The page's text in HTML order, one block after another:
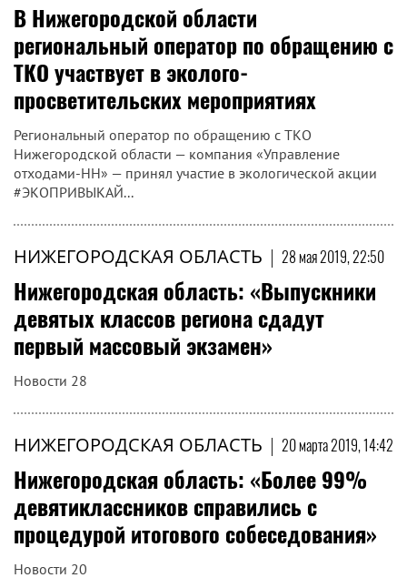
В Нижегородской области
региональный оператор по обращению с
ТКО участвует в эколого-
просветительских мероприятиях
Региональный оператор по обращению с ТКО
Нижегородской области — компания «Управление
отходами-НН» — принял участие в экологической акции
#ЭКОПРИВЫКАЙ...
НИЖЕГОРОДСКАЯ ОБЛАСТЬ | 28 мая 2019, 22:50
Нижегородская область: «Выпускники
девятых классов региона сдадут
первый массовый экзамен»
Новости 28
НИЖЕГОРОДСКАЯ ОБЛАСТЬ | 20 марта 2019, 14:42
Нижегородская область: «Более 99%
девятиклассников справились с
процедурой итогового собеседования»
Новости 20